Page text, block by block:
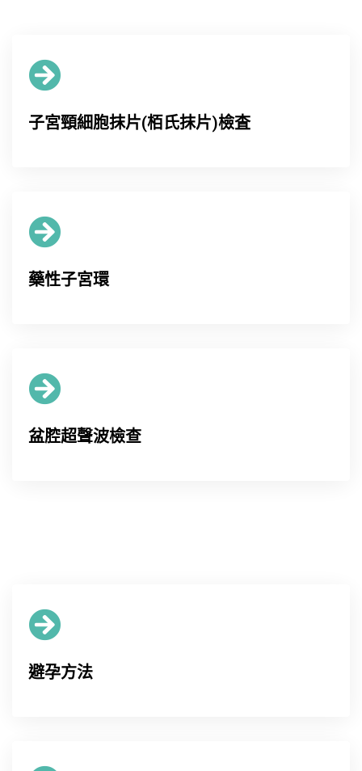
子宮頸細胞抹片(栢氏抹片)檢査
藥性子宮環
盆腔超聲波檢查
避孕方法